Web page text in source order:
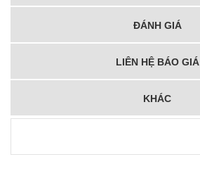
ĐÁNH GIÁ
LIÊN HỆ BÁO GIÁ
KHÁC